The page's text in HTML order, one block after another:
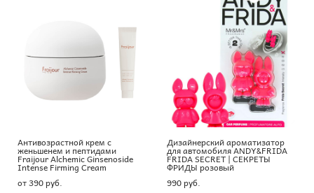
Антивозрастной крем с
женьшенем и пептидами
Fraijour Alchemic Ginsenoside
Intense Firming Cream
от 390 pуб.
Дизайнерский ароматизатор
для автомобиля ANDY&FRIDA
FRIDA SECRET | СЕКРЕТЫ
ФРИДЫ розовый
990 pуб.